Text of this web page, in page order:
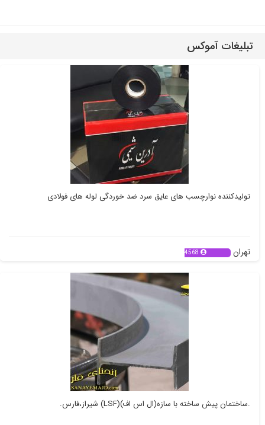
تبلیغات آموکس
تولیدکننده نوارچسب های عایق سرد ضد خوردگی لوله های فولادی
تهران 4568
.ساختمان پیش ساخته با سازه(ال اس اف)(LSF) شیراز،فارس.